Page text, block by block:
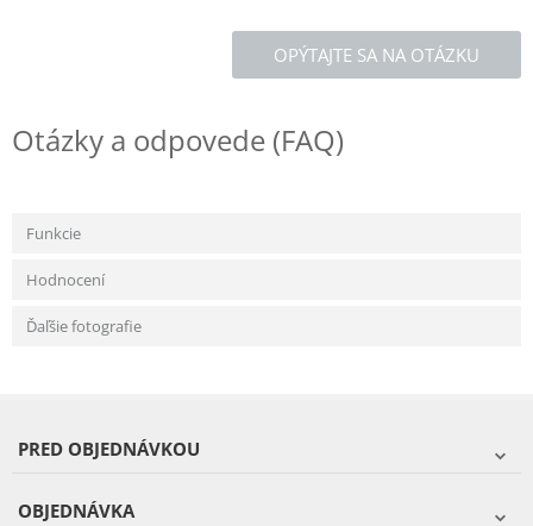
OPÝTAJTE SA NA OTÁZKU
Otázky a odpovede (FAQ)
Funkcie
Hodnocení
Ďaľšie fotografie
PRED OBJEDNÁVKOU
OBJEDNÁVKA